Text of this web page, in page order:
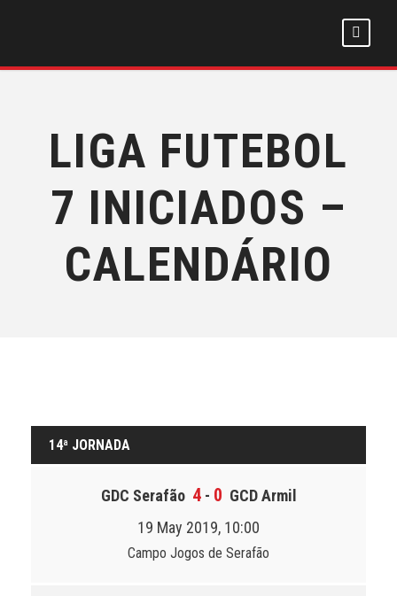
LIGA FUTEBOL
7 INICIADOS –
CALENDÁRIO
14ª JORNADA
GDC Serafão 4- 0 GCD Armil
19 May 2019, 10:00
Campo Jogos de Serafão